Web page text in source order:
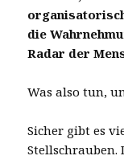
die
Radar der
Was also tun,
Sicher gibt es
Stellschrauben.